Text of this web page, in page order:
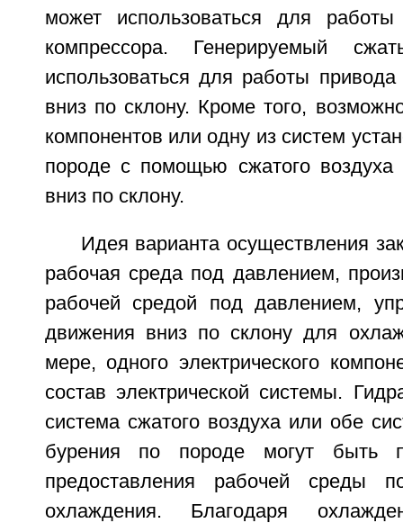
может использоваться для
компрессора. Генерируемый
использоваться для работы
вниз по склону. Кроме того,
компонентов или одну из систем
породе с помощью сжатого
вниз по склону.
Идея варианта осуществления
рабочая среда под давлением,
рабочей средой под давлением,
движения вниз по склону для
мере, одного электрического
состав электрической системы.
система сжатого воздуха или обе
бурения по породе могут быть
предоставления рабочей среды
охлаждения. Благодаря